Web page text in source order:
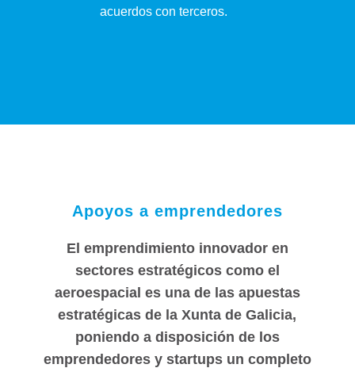
acuerdos con terceros.
Apoyos a emprendedores
El emprendimiento innovador en
sectores estratégicos como el
aeroespacial es una de las apuestas
estratégicas de la Xunta de Galicia,
poniendo a disposición de los
emprendedores y startups un completo